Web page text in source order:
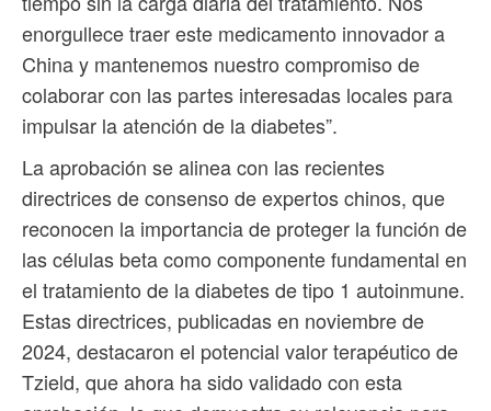
enorgullece traer este medicamento innovador a
China y mantenemos nuestro compromiso de
colaborar con las partes interesadas locales para
impulsar la atención de la diabetes”.
La aprobación se alinea con las recientes
directrices de consenso de expertos chinos, que
reconocen la importancia de proteger la función de
las células beta como componente fundamental en
el tratamiento de la diabetes de tipo 1 autoinmune.
Estas directrices, publicadas en noviembre de
2024, destacaron el potencial valor terapéutico de
Tzield, que ahora ha sido validado con esta